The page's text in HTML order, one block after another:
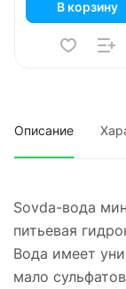
В корзину
Описание
Sovda-вода
питьевая
Вода имеет
мало